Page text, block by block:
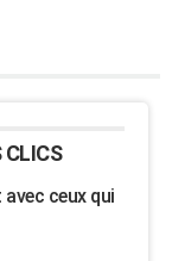
CLICS
ceux qui